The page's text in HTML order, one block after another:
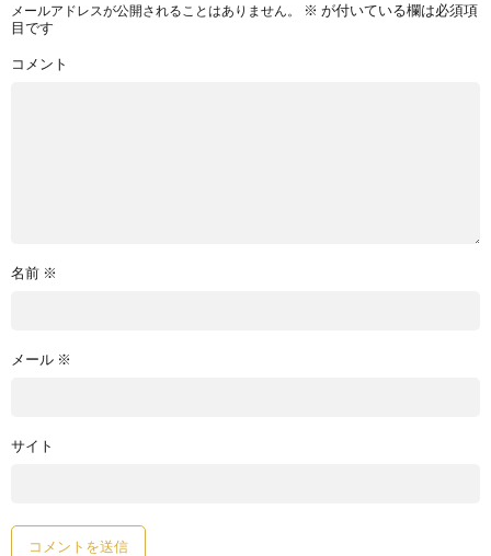
メールアドレスが公開されることはありません。 ※ が付いている欄は必須項
目です
コメント
名前 ※
メール ※
サイト